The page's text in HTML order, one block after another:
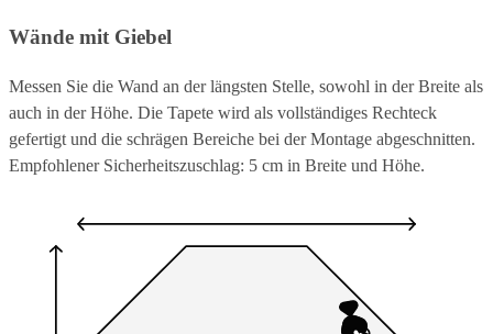
Wände mit Giebel
Messen Sie die Wand an der längsten Stelle, sowohl in der Breite als
auch in der Höhe. Die Tapete wird als vollständiges Rechteck
gefertigt und die schrägen Bereiche bei der Montage abgeschnitten.
Empfohlener Sicherheitszuschlag: 5 cm in Breite und Höhe.